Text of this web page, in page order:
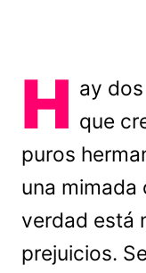
H ay
que
puros
una mimada
verdad está
prejuicios.